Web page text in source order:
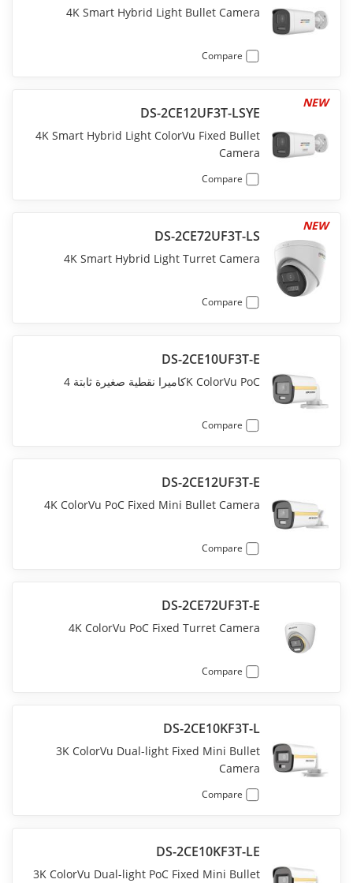
4K Smart Hybrid Light Bullet Camera
Compare
DS-2CE12UF3T-LSYE
NEW
4K Smart Hybrid Light ColorVu Fixed Bullet
Camera
Compare
DS-2CE72UF3T-LS
NEW
4K Smart Hybrid Light Turret Camera
Compare
DS-2CE10UF3T-E
كاميرا نقطية صغيرة ثابتة 4K ColorVu PoC
Compare
DS-2CE12UF3T-E
4K ColorVu PoC Fixed Mini Bullet Camera
Compare
DS-2CE72UF3T-E
4K ColorVu PoC Fixed Turret Camera
Compare
DS-2CE10KF3T-L
3K ColorVu Dual-light Fixed Mini Bullet
Camera
Compare
DS-2CE10KF3T-LE
3K ColorVu Dual-light PoC Fixed Mini Bullet